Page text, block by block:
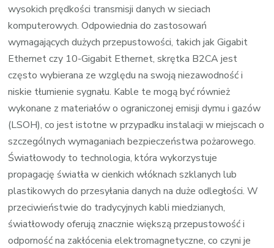
wysokich prędkości transmisji danych w sieciach
komputerowych. Odpowiednia do zastosowań
wymagających dużych przepustowości, takich jak Gigabit
Ethernet czy 10-Gigabit Ethernet, skrętka B2CA jest
często wybierana ze względu na swoją niezawodność i
niskie tłumienie sygnału. Kable te mogą być również
wykonane z materiałów o ograniczonej emisji dymu i gazów
(LSOH), co jest istotne w przypadku instalacji w miejscach o
szczególnych wymaganiach bezpieczeństwa pożarowego.
Światłowody to technologia, która wykorzystuje
propagację światła w cienkich włóknach szklanych lub
plastikowych do przesyłania danych na duże odległości. W
przeciwieństwie do tradycyjnych kabli miedzianych,
światłowody oferują znacznie większą przepustowość i
odporność na zakłócenia elektromagnetyczne, co czyni je